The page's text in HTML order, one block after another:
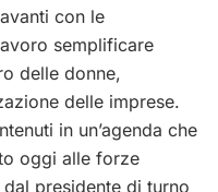
con le
semplificare
delle donne,
delle imprese.
in un’agenda che
oggi alle forze
presidente di turno